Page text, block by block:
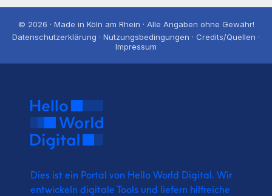
© 2026 · Made in Köln am Rhein · Alle Angaben ohne Gewähr!
Datenschutzerklärung · Nutzungsbedingungen · Credits/Quellen ·
Impressum
Dies ist ein Portal von Hello World Digital. Wir
entwickeln digitale Tools und liefern hilfreiche